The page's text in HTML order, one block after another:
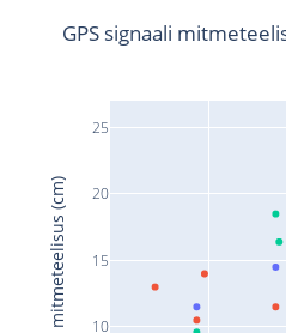
10
15
20
25
GPS signaali
Signaali mitmeteelisus (cm)